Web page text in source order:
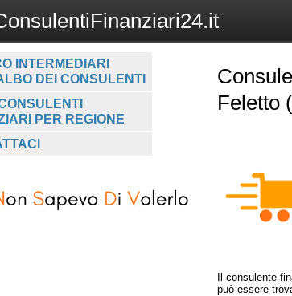
INTERMEDIARI
DEI CONSULENTI
PER REGIONE
Feletto
Il consulente
può essere